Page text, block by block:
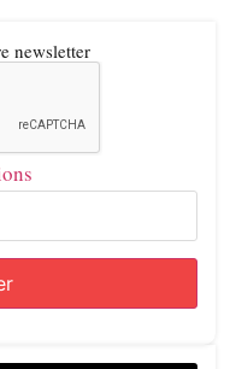
newsletter